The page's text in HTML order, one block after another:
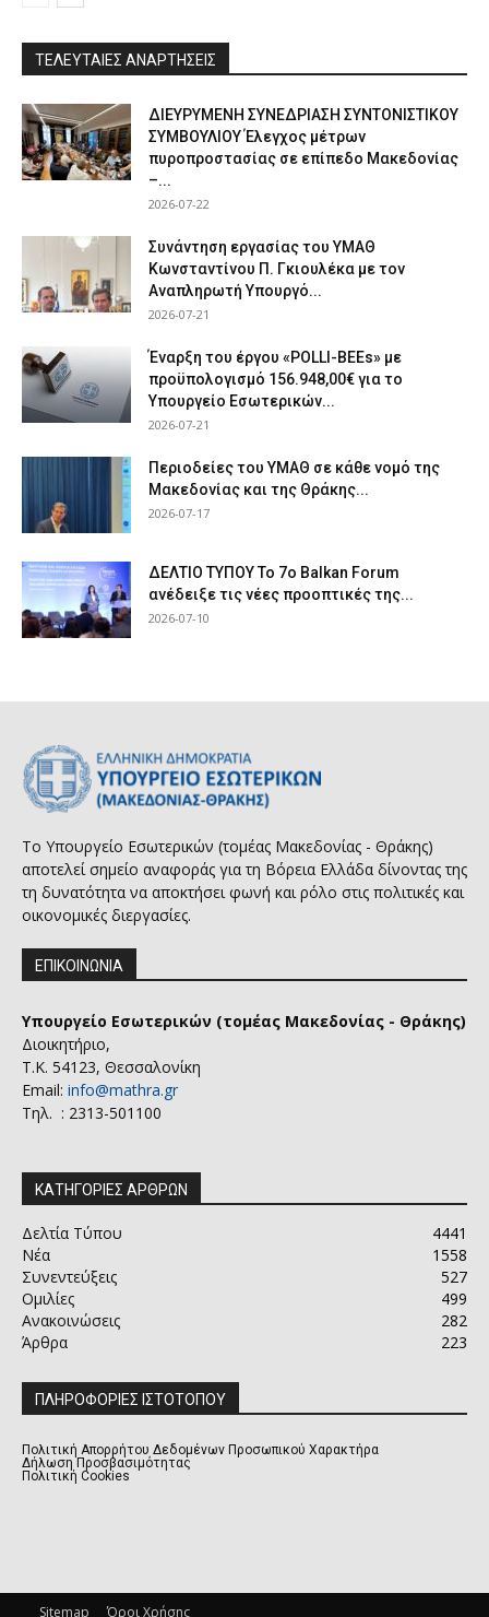
ΤΕΛΕΥΤΑΙΕΣ ΑΝΑΡΤΗΣΕΙΣ
ΔΙΕΥΡΥΜΕΝΗ ΣΥΝΕΔΡΙΑΣΗ ΣΥΝΤΟΝΙΣΤΙΚΟΥ
ΣΥΜΒΟΥΛΙΟΥ Έλεγχος μέτρων
πυροπροστασίας σε επίπεδο Μακεδονίας
–...
2026-07-22
Συνάντηση εργασίας του ΥΜΑΘ
Κωνσταντίνου Π. Γκιουλέκα με τον
Αναπληρωτή Υπουργό...
2026-07-21
Έναρξη του έργου «POLLI-BEEs» με
προϋπολογισμό 156.948,00€ για το
Υπουργείο Εσωτερικών...
2026-07-21
Περιοδείες του ΥΜΑΘ σε κάθε νομό της
Μακεδονίας και της Θράκης...
2026-07-17
ΔΕΛΤΙΟ ΤΥΠΟΥ Το 7ο Balkan Forum
ανέδειξε τις νέες προοπτικές της...
2026-07-10
Το Υπουργείο Εσωτερικών (τομέας Μακεδονίας - Θράκης)
αποτελεί σημείο αναφοράς για τη Βόρεια Ελλάδα δίνοντας της
τη δυνατότητα να αποκτήσει φωνή και ρόλο στις πολιτικές και
οικονομικές διεργασίες.
ΕΠΙΚΟΙΝΩΝΙΑ
Υπουργείο Εσωτερικών (τομέας Μακεδονίας - Θράκης)
Διοικητήριο,
Τ.Κ. 54123, Θεσσαλονίκη
Email: info@mathra.gr
Τηλ. : 2313-501100
ΚΑΤΗΓΟΡΙΕΣ ΑΡΘΡΩΝ
Δελτία Τύπου
4441
Νέα
1558
Συνεντεύξεις
527
Ομιλίες
499
Ανακοινώσεις
282
Άρθρα
223
ΠΛΗΡΟΦΟΡΙΕΣ ΙΣΤΟΤΟΠΟΥ
Πολιτική Απορρήτου Δεδομένων Προσωπικού Χαρακτήρα
Δήλωση Προσβασιμότητας
Πολιτική Cookies
Sitemap Όροι Χρήσης